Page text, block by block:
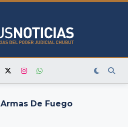
Armas De Fuego